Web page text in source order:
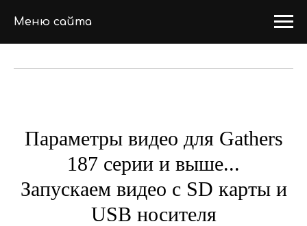
Меню сайта
Параметры видео для Gathers
187 серии и выше...
Запускаем видео с SD карты и
USB носителя